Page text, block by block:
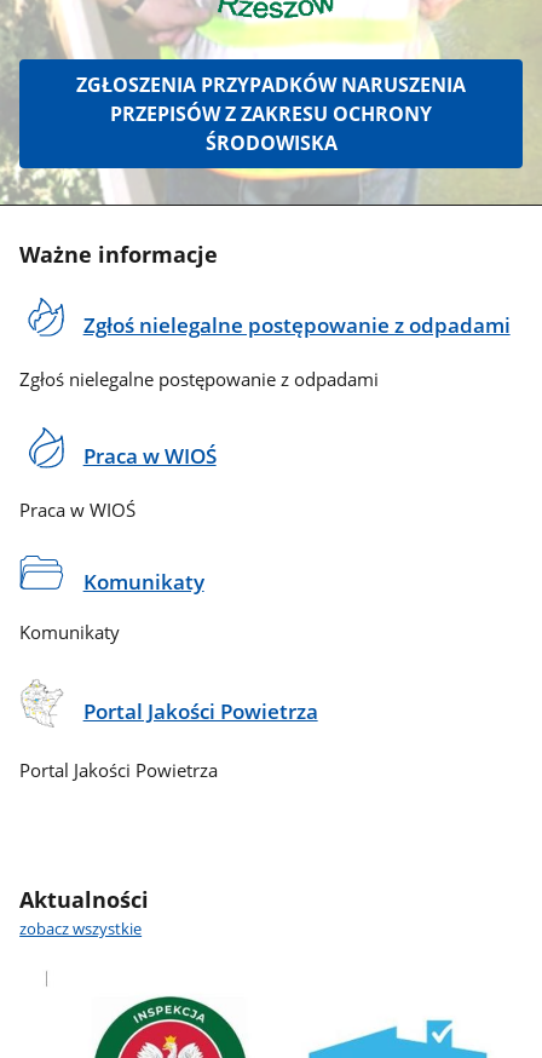
ZGŁOSZENIA PRZYPADKÓW NARUSZENIA
PRZEPISÓW Z ZAKRESU OCHRONY
ŚRODOWISKA
Ważne informacje
Zgłoś nielegalne postępowanie z odpadami
Zgłoś nielegalne postępowanie z odpadami
Praca w WIOŚ
Praca w WIOŚ
Komunikaty
Komunikaty
Portal Jakości Powietrza
Portal Jakości Powietrza
Aktualności
zobacz wszystkie